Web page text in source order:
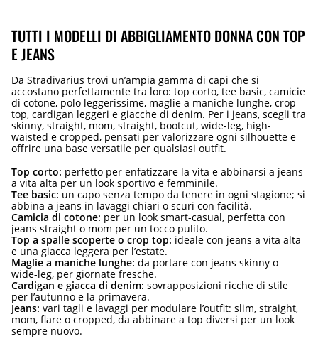
TUTTI I MODELLI DI ABBIGLIAMENTO DONNA CON TOP
E JEANS
Da Stradivarius trovi un’ampia gamma di capi che si
accostano perfettamente tra loro: top corto, tee basic, camicie
di cotone, polo leggerissime, maglie a maniche lunghe, crop
top, cardigan leggeri e giacche di denim. Per i jeans, scegli tra
skinny, straight, mom, straight, bootcut, wide-leg, high-
waisted e cropped, pensati per valorizzare ogni silhouette e
offrire una base versatile per qualsiasi outfit.
Top corto: perfetto per enfatizzare la vita e abbinarsi a jeans
a vita alta per un look sportivo e femminile.
Tee basic: un capo senza tempo da tenere in ogni stagione; si
abbina a jeans in lavaggi chiari o scuri con facilità.
Camicia di cotone: per un look smart-casual, perfetta con
jeans straight o mom per un tocco pulito.
Top a spalle scoperte o crop top: ideale con jeans a vita alta
e una giacca leggera per l’estate.
Maglie a maniche lunghe: da portare con jeans skinny o
wide-leg, per giornate fresche.
Cardigan e giacca di denim: sovrapposizioni ricche di stile
per l’autunno e la primavera.
Jeans: vari tagli e lavaggi per modulare l’outfit: slim, straight,
mom, flare o cropped, da abbinare a top diversi per un look
sempre nuovo.